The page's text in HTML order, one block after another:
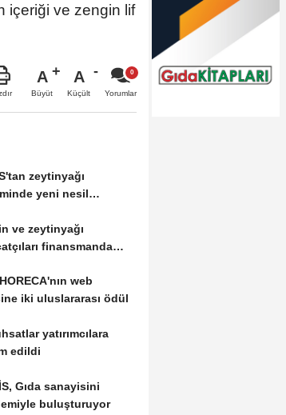
içeriği ve zengin lif
A
Büyüt
A
Küçült Yorumlar
zeytinyağı
yeni nesil
ve zeytinyağı
finansmanda
web
iki uluslararası ödül
yatırımcılara
edildi
Gıda sanayisini
buluşturuyor